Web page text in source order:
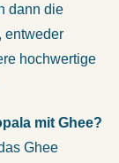
dann die
entweder
hochwertige
mit Ghee?
Ghee